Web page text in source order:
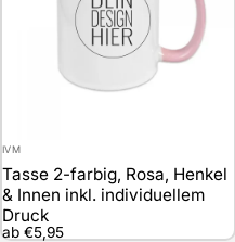
Anbieter:
IVM
Tasse 2-farbig, Rosa, Henkel
& Innen inkl. individuellem
Druck
ab €5,95